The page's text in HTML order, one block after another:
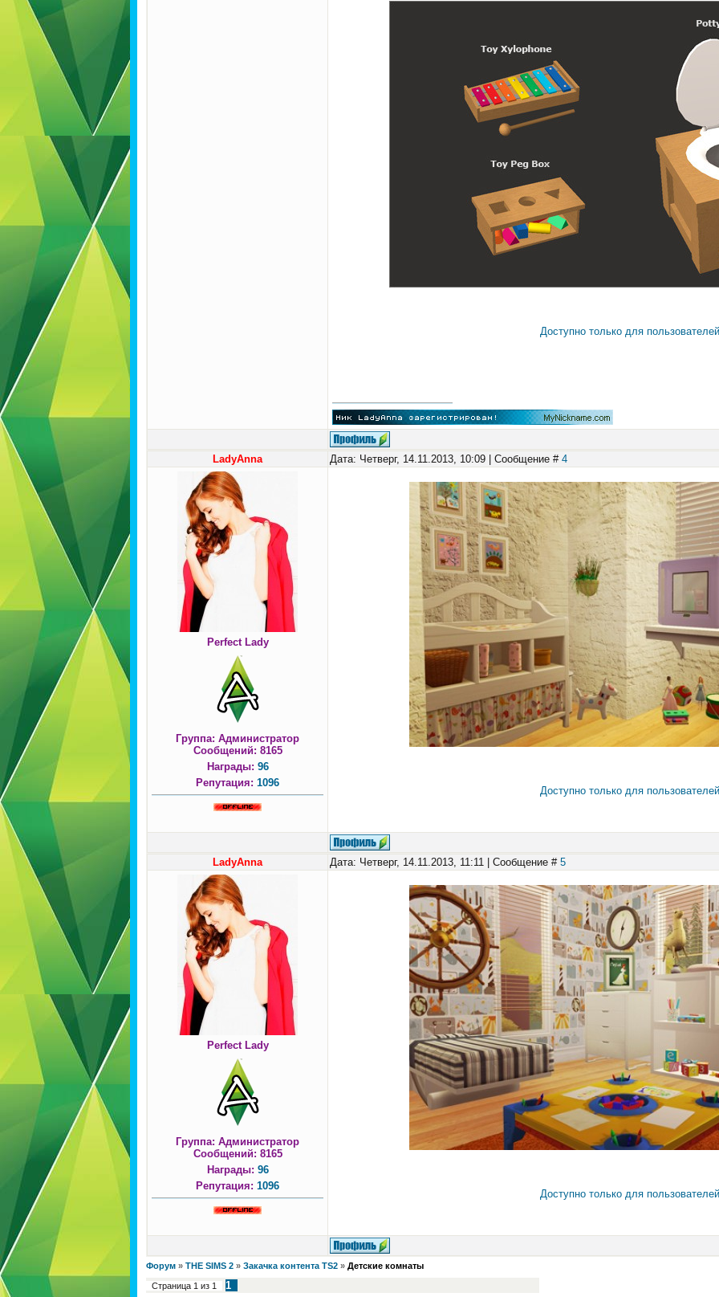
Доступно только для пользователей
LadyAnna Дата: Четверг, 14.11.2013, 10:09 | Сообщение # 4
Perfect Lady
Группа: Администратор
Сообщений: 8165
Награды: 96
Репутация: 1096
Доступно только для пользователей
LadyAnna Дата: Четверг, 14.11.2013, 11:11 | Сообщение # 5
Perfect Lady
Группа: Администратор
Сообщений: 8165
Награды: 96
Репутация: 1096
Доступно только для пользователей
Форум » THE SIMS 2 » Закачка контента TS2 » Детские комнаты
Страница 1 из 1 1